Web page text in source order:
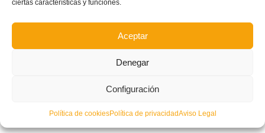
ciertas características y funciones.
Aceptar
Denegar
Configuración
Política de cookiesPolítica de privacidadAviso Legal
Estos son los dos grupos y calendarios de Lliga
Comunitat para la temporada 2026/2027
Circular nº. 7 – IV Supercopa Comunitat FFCV Futsal